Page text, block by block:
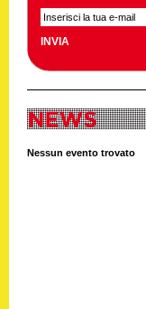
Nessun evento trovato